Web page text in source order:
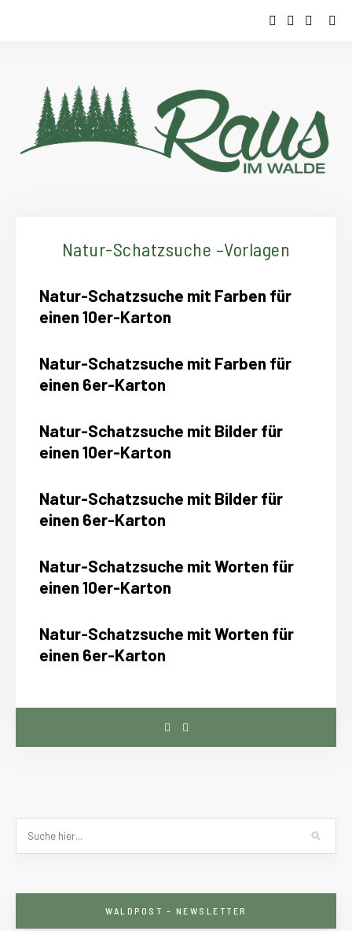
Natur-Schatzsuche –Vorlagen
Natur-Schatzsuche mit Farben für
einen 10er-Karton
Natur-Schatzsuche mit Farben für
einen 6er-Karton
Natur-Schatzsuche mit Bilder für
einen 10er-Karton
Natur-Schatzsuche mit Bilder für
einen 6er-Karton
Natur-Schatzsuche mit Worten für
einen 10er-Karton
Natur-Schatzsuche mit Worten für
einen 6er-Karton
WALDPOST – NEWSLETTER